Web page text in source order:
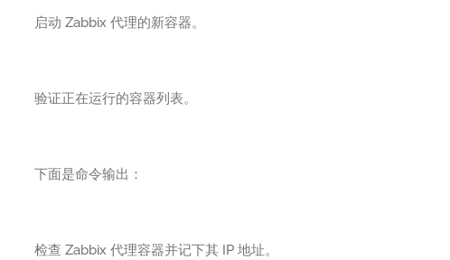
启动 Zabbix 代理的新容器。
验证正在运行的容器列表。
下面是命令输出：
检查 Zabbix 代理容器并记下其 IP 地址。